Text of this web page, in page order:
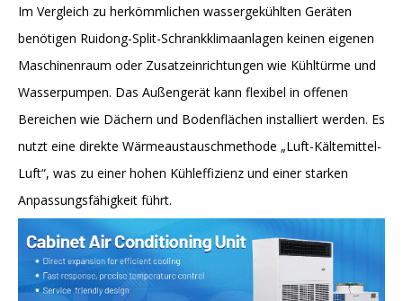
Im Vergleich zu herkömmlichen wassergekühlten Geräten
benötigen Ruidong-Split-Schrankklimaanlagen keinen eigenen
Maschinenraum oder Zusatzeinrichtungen wie Kühltürme und
Wasserpumpen. Das Außengerät kann flexibel in offenen
Bereichen wie Dächern und Bodenflächen installiert werden. Es
nutzt eine direkte Wärmeaustauschmethode „Luft-Kältemittel-
Luft“, was zu einer hohen Kühleffizienz und einer starken
Anpassungsfähigkeit führt.